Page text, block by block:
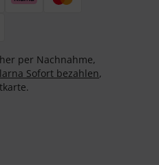
per Nachnahme,
Sofort bezahlen,